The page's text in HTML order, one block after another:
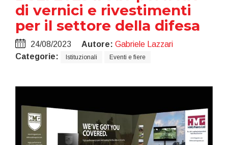
di vernici e rivestimenti
per il settore della difesa
24/08/2023 Autore: Gabriele Lazzari
Categorie:
Istituzionali Eventi e fiere